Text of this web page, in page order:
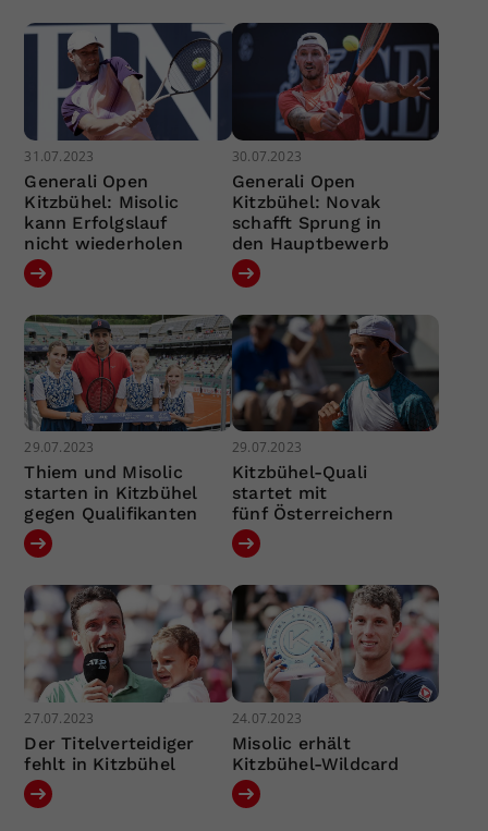
31.07.2023
Generali Open
Kitzbühel: Misolic
kann Erfolgslauf
nicht wiederholen
30.07.2023
Generali Open
Kitzbühel: Novak
schafft Sprung in
den Hauptbewerb
29.07.2023
Thiem und Misolic
starten in Kitzbühel
gegen Qualifikanten
29.07.2023
Kitzbühel-Quali
startet mit
fünf Österreichern
27.07.2023
Der Titelverteidiger
fehlt in Kitzbühel
24.07.2023
Misolic erhält
Kitzbühel-Wildcard